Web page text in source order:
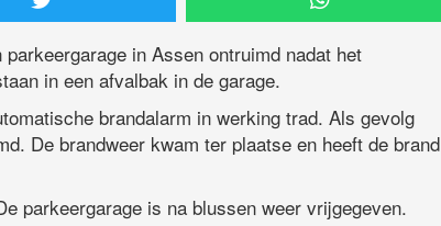
in Assen ontruimd nadat het
in een afvalbak in de garage.
brandalarm in werking trad. Als gevolg
De brandweer kwam ter plaatse en heeft de brand
parkeergarage is na blussen weer vrijgegeven.